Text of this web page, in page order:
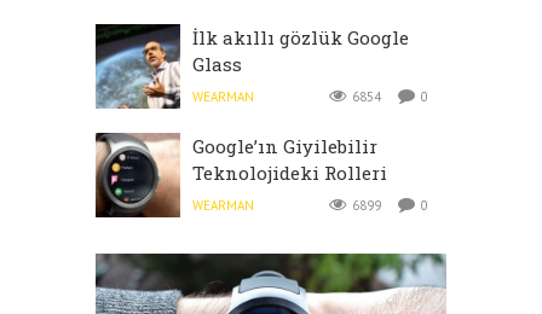
İlk akıllı gözlük Google
Glass
WEARMAN 6854 0
Google’ın Giyilebilir
Teknolojideki Rolleri
WEARMAN 6899 0